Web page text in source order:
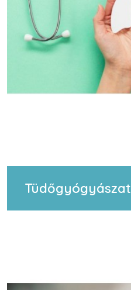
Tüdőgyógyászat